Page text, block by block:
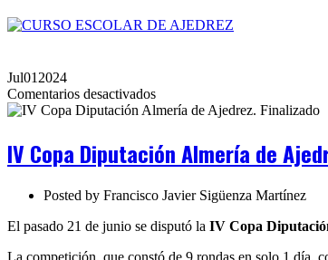
Jul01 2024
Comentarios desactivadosen
IV
Diputación
Almería
Ajedrez.
Finalizado
IV Copa Diputación Almería de
Posted by Francisco Javier Sigüenza Martínez
El pasado 21 de junio se disputó la IV Copa
La competición, que constó de 9 rondas en solo 1 día,